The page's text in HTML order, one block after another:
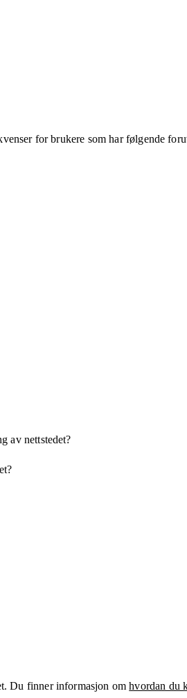
for brukere som har følgende
av nettstedet?
Du finner informasjon omhvordan du